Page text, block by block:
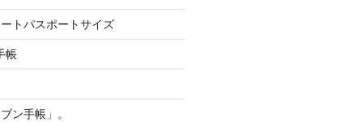
トパスポートサイズ
帳
ン手帳」。